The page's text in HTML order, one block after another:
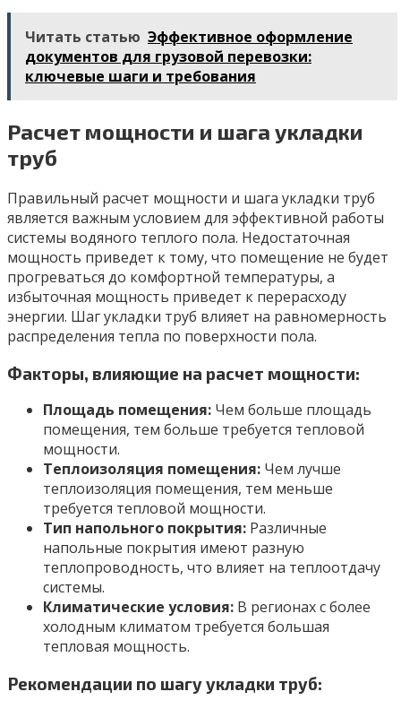
Читать статью Эффективное оформление
документов для грузовой перевозки:
ключевые шаги и требования
Расчет мощности и шага укладки
труб
Правильный расчет мощности и шага укладки труб
является важным условием для эффективной работы
системы водяного теплого пола. Недостаточная
мощность приведет к тому, что помещение не будет
прогреваться до комфортной температуры, а
избыточная мощность приведет к перерасходу
энергии. Шаг укладки труб влияет на равномерность
распределения тепла по поверхности пола.
Факторы, влияющие на расчет мощности:
Площадь помещения: Чем больше площадь
помещения, тем больше требуется тепловой
мощности.
Теплоизоляция помещения: Чем лучше
теплоизоляция помещения, тем меньше
требуется тепловой мощности.
Тип напольного покрытия: Различные
напольные покрытия имеют разную
теплопроводность, что влияет на теплоотдачу
системы.
Климатические условия: В регионах с более
холодным климатом требуется большая
тепловая мощность.
Рекомендации по шагу укладки труб: